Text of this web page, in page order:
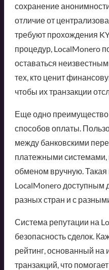
сохранение
отличие от
требуют прохождения
процедур, LocalMonero
оставаться
тех, кто ценит
чтобы их транзакции
Еще одно
способов оплаты.
между банковскими
платежными
обменом вручную. Такая
LocalMonero доступным
разных стран и с
Система репутации на
безопасность сделок.
рейтинг, основанный на
транзакций, что